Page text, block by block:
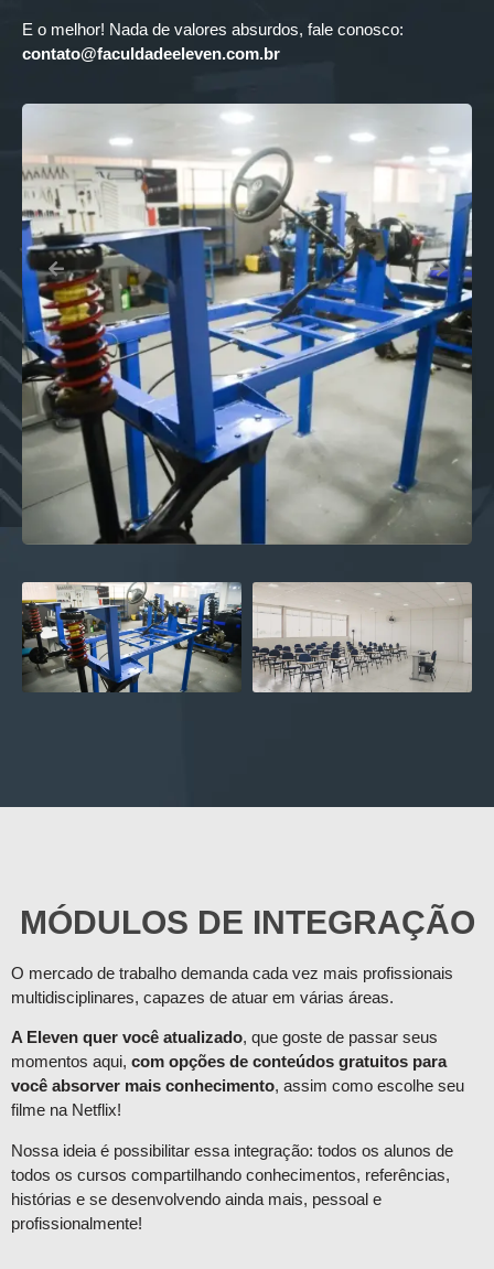
E o melhor! Nada de valores absurdos, fale conosco:
contato@faculdadeeleven.com.br
MÓDULOS DE INTEGRAÇÃO
O mercado de trabalho demanda cada vez mais profissionais
multidisciplinares, capazes de atuar em várias áreas.
A Eleven quer você atualizado, que goste de passar seus
momentos aqui, com opções de conteúdos gratuitos para
você absorver mais conhecimento, assim como escolhe seu
filme na Netflix!
Nossa ideia é possibilitar essa integração: todos os alunos de
todos os cursos compartilhando conhecimentos, referências,
histórias e se desenvolvendo ainda mais, pessoal e
profissionalmente!